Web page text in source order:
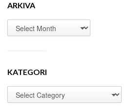
ARKIVA
KATEGORI